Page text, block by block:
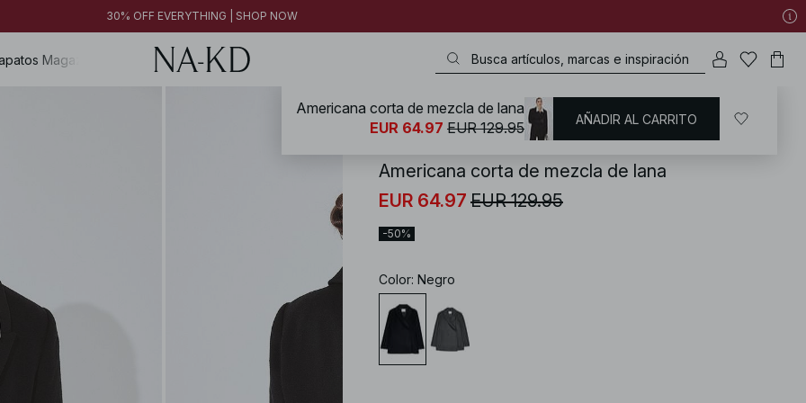
30% OFF EVERYTHING | SHOP NOW
Magazine
NA-KD / Abrigos y chaquetas Chaquetas de primavera
Americana corta de mezcla de lana
EUR 64.97 EUR 129.95
-50%
Color: Negro
Americana corta de mezcla de lana
EUR 64.97 EUR 129.95 AÑADIR AL CARRITO